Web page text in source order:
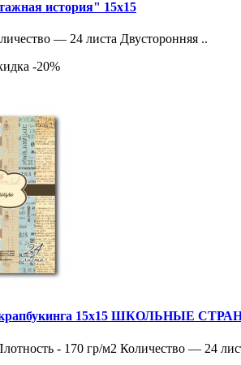
история" 15х15
— 24 листа Двусторонняя ..
-20%
скрапбукинга 15х15 ШКОЛЬНЫЕ
- 170 гр/м2 Количество — 24